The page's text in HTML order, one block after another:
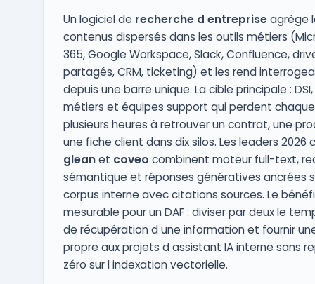
Un logiciel de recherche d entrepriseagrège
contenus dispersés dans les outils métiers
365, Google Workspace, Slack, Confluence,
partagés, CRM, ticketing) et les rend
depuis une barre unique. La cible principale :
métiers et équipes support qui perdent
plusieurs heures à retrouver un contrat, une
une fiche client dans dix silos. Les leaders 2026
gleanet coveo combinent moteur full-text,
sémantique et réponses génératives ancrées
corpus interne avec citations sources. Le
mesurable pour un DAF : diviser par deux le
de récupération d une information et fournir
propre aux projets d assistant IA interne sans
zéro sur l indexation vectorielle.